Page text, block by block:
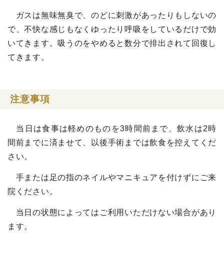
ガスは無味無臭で、のどに刺激があったりもしないの
で、不快な感じもなくゆったり呼吸をしているだけで効
いてきます。吸うのをやめると数分で排出されて回復し
てきます。
注意事項
当日は食事は軽めのものを3時間前まで、飲水は2時
間前までに済ませて、以後手術までは飲食を控えてくだ
さい。
手または足の指のネイルやマニキュアを付けずにご来
院ください。
当日の状態によってはご利用いただけない場合があり
ます。